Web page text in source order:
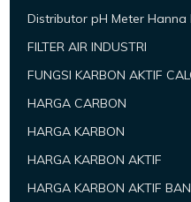
Distributor pH Meter
FILTER AIR INDUSTRI
FUNGSI KARBON AKTIF
HARGA CARBON
HARGA KARBON
HARGA KARBON AKTIF
HARGA KARBON AKTIF